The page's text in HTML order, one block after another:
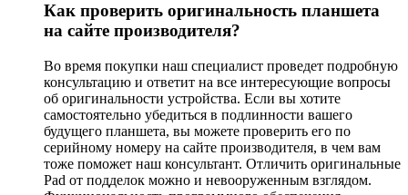
Как проверить оригинальность планшета
на сайте производителя?
Во время покупки наш специалист проведет подробную
консультацию и ответит на все интересующие вопросы
об оригинальности устройства. Если вы хотите
самостоятельно убедиться в подлинности вашего
будущего планшета, вы можете проверить его по
серийному номеру на сайте производителя, в чем вам
тоже поможет наш консультант. Отличить оригинальные
Pad от подделок можно и невооруженным взглядом.